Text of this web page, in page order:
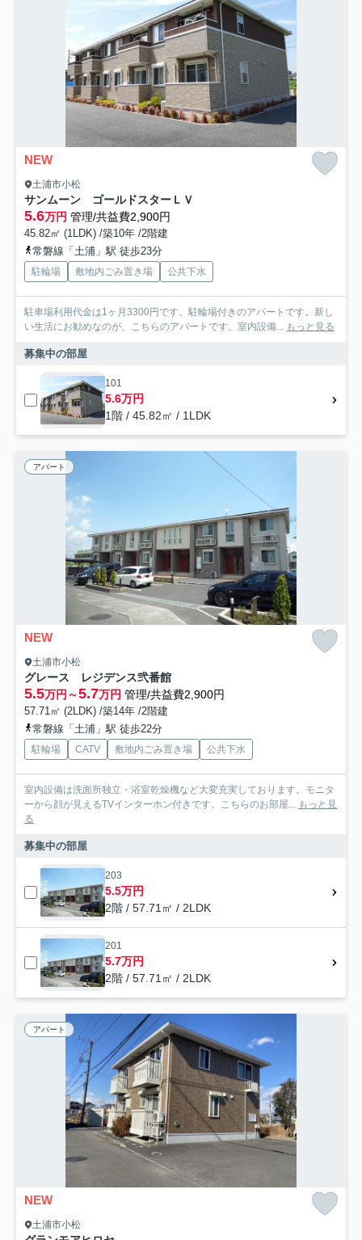
NEW
土浦市小松
サンムーン ゴールドスターＬＶ
5.6万円 管理/共益費2,900円
45.82㎡ (1LDK) /築10年 /2階建
常磐線「土浦」駅 徒歩23分
駐輪場 敷地内ごみ置き場 公共下水
駐車場利用代金は1ヶ月3300円です。駐輪場付きのアパートです。新し
い生活にお勧めなのが、こちらのアパートです。室内設備... もっと見る
募集中の部屋
101
5.6万円
1階 / 45.82㎡ / 1LDK
アパート
NEW
土浦市小松
グレース レジデンス弐番館
5.5万円～5.7万円 管理/共益費2,900円
57.71㎡ (2LDK) /築14年 /2階建
常磐線「土浦」駅 徒歩22分
駐輪場 CATV 敷地内ごみ置き場 公共下水
室内設備は洗面所独立・浴室乾燥機など大変充実しております。モニタ
ーから顔が見えるTVインターホン付きです。こちらのお部屋... もっと見
る
募集中の部屋
203
5.5万円
2階 / 57.71㎡ / 2LDK
201
5.7万円
2階 / 57.71㎡ / 2LDK
アパート
NEW
土浦市小松